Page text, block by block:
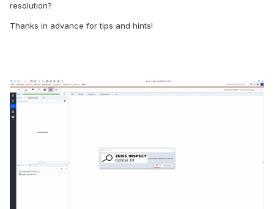
resolution?
Thanks in advance for tips and hints!